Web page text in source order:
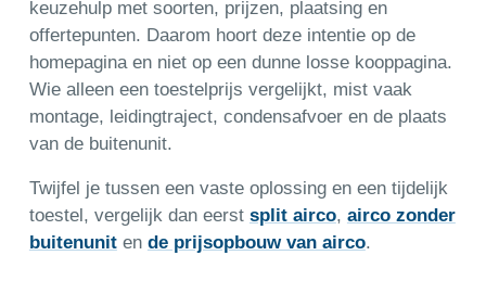
keuzehulp met soorten, prijzen, plaatsing en
offertepunten. Daarom hoort deze intentie op de
homepagina en niet op een dunne losse kooppagina.
Wie alleen een toestelprijs vergelijkt, mist vaak
montage, leidingtraject, condensafvoer en de plaats
van de buitenunit.
Twijfel je tussen een vaste oplossing en een tijdelijk
toestel, vergelijk dan eerst split airco, airco zonder
buitenuniten de prijsopbouw van airco.